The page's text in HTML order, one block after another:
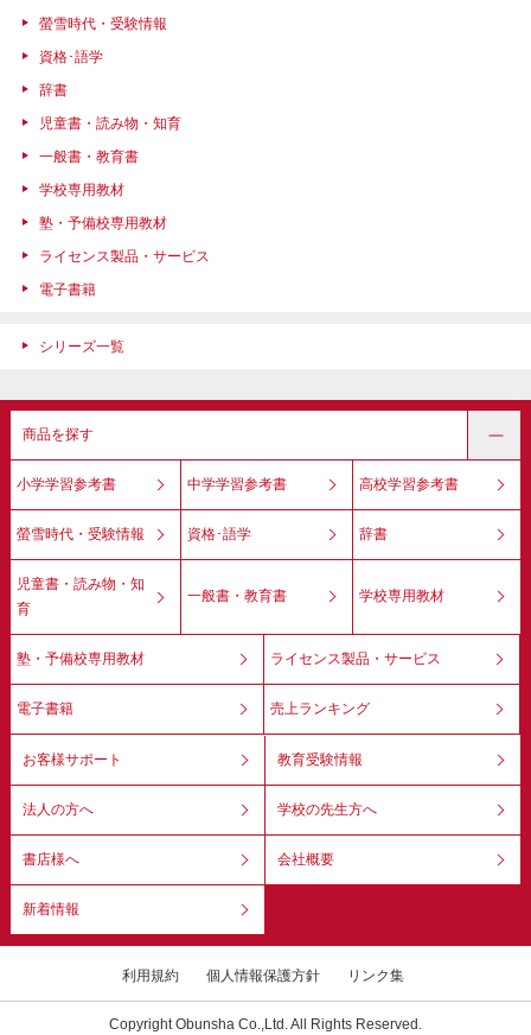
螢雪時代・受験情報
資格･語学
辞書
児童書・読み物・知育
一般書・教育書
学校専用教材
塾・予備校専用教材
ライセンス製品・サービス
電子書籍
シリーズ一覧
商品を探す
小学学習参考書 中学学習参考書 高校学習参考書
螢雪時代・受験情報 資格･語学 辞書
児童書・読み物・知
育
一般書・教育書 学校専用教材
塾・予備校専用教材 ライセンス製品・サービス
電子書籍 売上ランキング
お客様サポート 教育受験情報
法人の方へ 学校の先生方へ
書店様へ 会社概要
新着情報
利用規約 個人情報保護方針 リンク集
Copyright Obunsha Co.,Ltd. All Rights Reserved.